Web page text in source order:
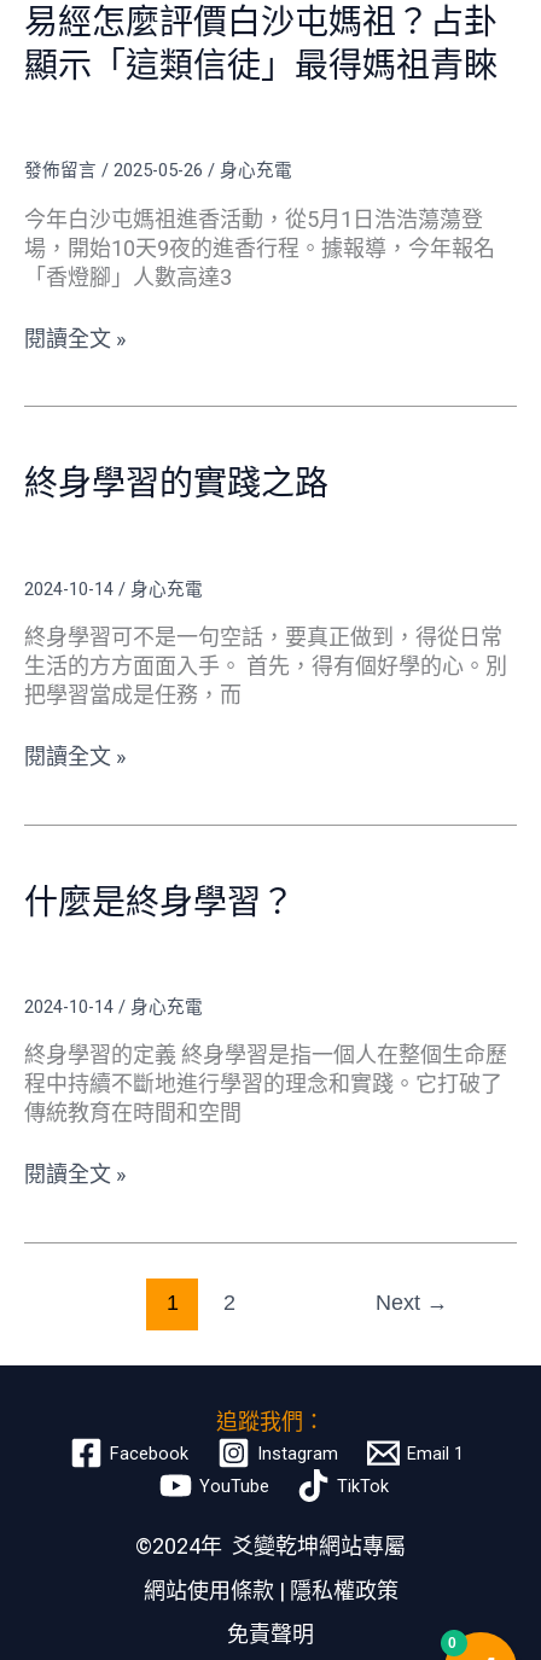
解
心
悸
易經怎麼評價白沙屯媽祖？占卦
顯示「這類信徒」最得媽祖青睞
發佈留言 / 2025-05-26 / 身心充電
今年白沙屯媽祖進香活動，從5月1日浩浩蕩蕩登
場，開始10天9夜的進香行程。據報導，今年報名
「香燈腳」人數高達3
怎
麼
評
沙
媽
祖？
占
顯
徒」
祖
青
睞
閱讀全文 »
終身學習的實踐之路
2024-10-14 / 身心充電
終身學習可不是一句空話，要真正做到，得從日常
生活的方方面面入手。 首先，得有個好學的心。別
把學習當成是任務，而
學
踐
之
路
閱讀全文 »
什麼是終身學習？
2024-10-14 / 身心充電
終身學習的定義 終身學習是指一個人在整個生命歷
程中持續不斷地進行學習的理念和實踐。它打破了
傳統教育在時間和空間
是
終
習？
閱讀全文 »
1 2 Next →
追蹤我們：
Facebook Instagram
Email 1
YouTube
TikTok
©2024年 爻變乾坤網站專屬
網站使用條款 | 隱私權政策
免責聲明
0